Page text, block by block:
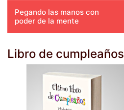
Pegando las manos con
poder de la mente
Libro de cumpleaños